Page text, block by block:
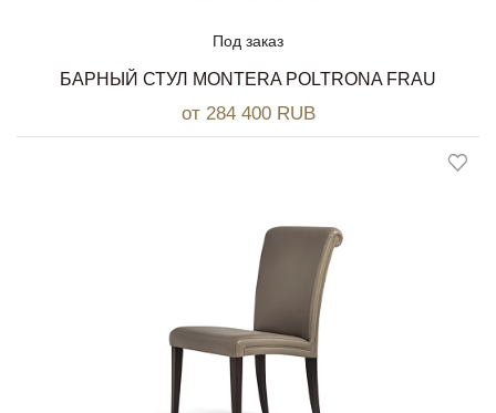
Под заказ
БАРНЫЙ СТУЛ MONTERA POLTRONA FRAU
от 284 400 RUB